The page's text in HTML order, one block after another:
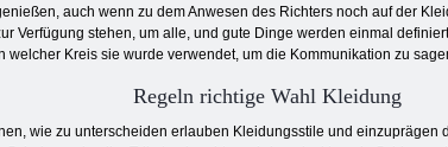
auch wenn zu dem Anwesen des Richters noch auf der
Verfügung stehen, um alle, und gute Dinge werden einmal
welcher Kreis sie wurde verwendet, um die Kommunikation zu
Regeln richtige Wahl Kleidung
wie zu unterscheiden erlauben Kleidungsstile und einzuprägen